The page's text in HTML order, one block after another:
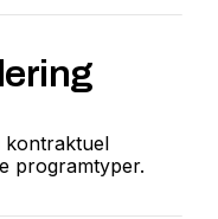
kontraktuel
programtyper.